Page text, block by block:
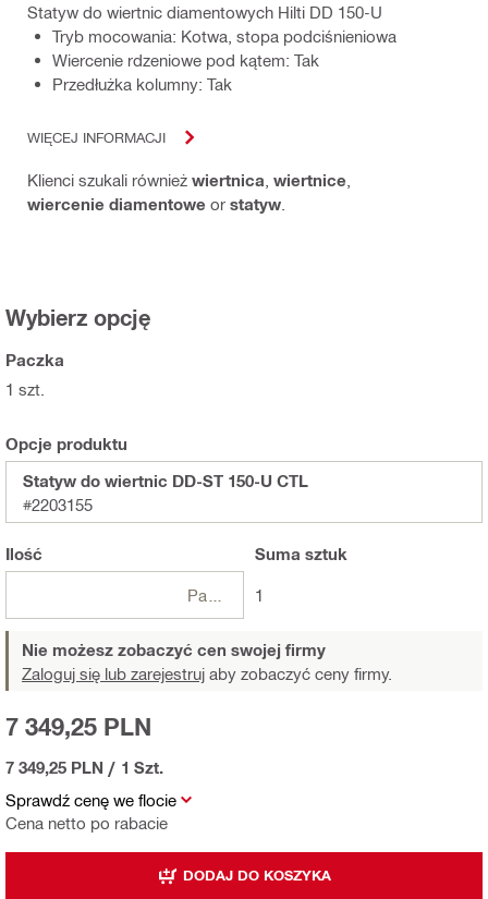
Statyw do wiertnic diamentowych Hilti DD 150-U
Tryb mocowania: Kotwa, stopa podciśnieniowa
Wiercenie rdzeniowe pod kątem: Tak
Przedłużka kolumny: Tak
WIĘCEJ INFORMACJI
Klienci szukali również wiertnica wiertnice
wiercenie diamentowe or statyw
Wybierz opcję
Paczka
1 szt.
Opcje produktu
Statyw do wiertnic DD-ST 150-U CTL
#2203155
Ilość Suma sztuk
1
Nie możesz zobaczyć cen swojej firmy
Zaloguj się lub zarejestruj aby zobaczyć ceny firmy.
Sprawdź cenę we flocie
Cena netto po rabacie
7 349,25 PLN
7 349,25 PLN / 1 Szt.
DODAJ DO KOSZYKA